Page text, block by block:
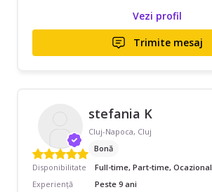
Vezi profil
Trimite mesaj
stefania K
Cluj-Napoca, Cluj
Bonă
Disponibilitate
Full-time, Part-time, Ocazional
Experiență
Peste 9 ani